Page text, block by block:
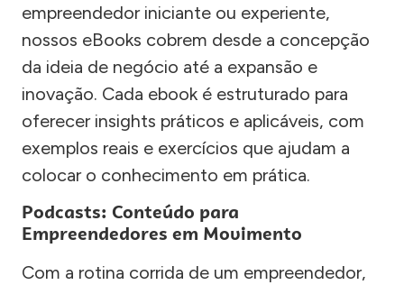
empreendedor iniciante ou experiente,
nossos eBooks cobrem desde a concepção
da ideia de negócio até a expansão e
inovação. Cada ebook é estruturado para
oferecer insights práticos e aplicáveis, com
exemplos reais e exercícios que ajudam a
colocar o conhecimento em prática.
Podcasts: Conteúdo para
Empreendedores em Movimento
Com a rotina corrida de um empreendedor,